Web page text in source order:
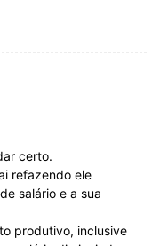
certo.
refazendo ele
salário e a sua
produtivo, inclusive